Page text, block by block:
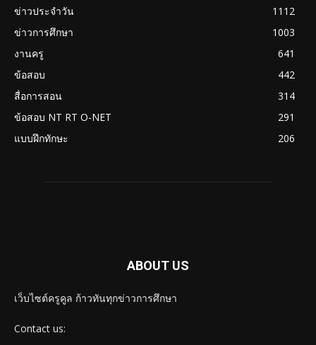
ข่าวประจำวัน
1112
ข่าวการศึกษา
1003
งานครู
641
ข้อสอบ
442
สื่อการสอน
314
ข้อสอบ NT RT O-NET
291
แบบฝึกทักษะ
206
ABOUT US
เว็บไซต์ครูคูล ก้าวทันทุกข่าวการศึกษา
Contact us: